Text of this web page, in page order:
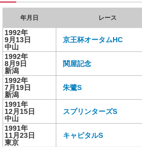
年月日 レース
1992年
9月13日
中山
京王杯オータムHC
1992年
8月9日
新潟
関屋記念
1992年
7月19日
新潟
朱鷺S
1991年
12月15日
中山
スプリンターズS
1991年
11月23日
東京
キャピタルS